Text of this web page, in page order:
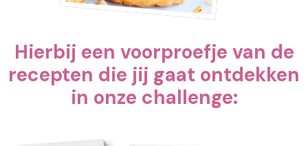
Hierbij een voorproefje van de
recepten die jij gaat ontdekken
in onze challenge: